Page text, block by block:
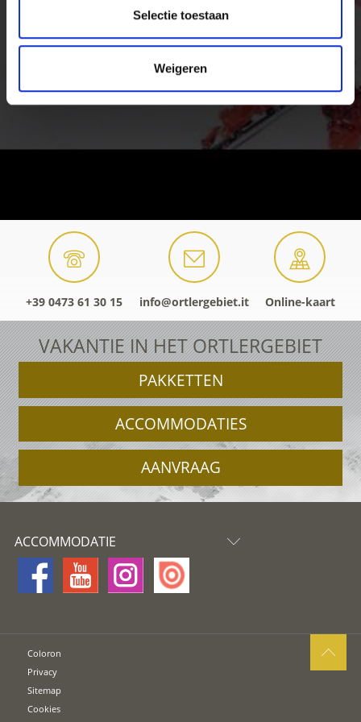
Selectie toestaan
Weigeren
+39 0473 61 30 15 info@ortlergebiet.it Online-kaart
VAKANTIE IN HET ORTLERGEBIET
PAKKETTEN
ACCOMMODATIES
AANVRAAG
ACCOMMODATIE
Coloron
Privacy
Sitemap
Cookies